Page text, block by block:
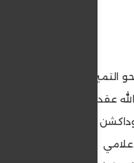
والتوسع في مجال
عقد شراكة استراتيجية بين
برئاسة الإعلامي
محمد العمراني